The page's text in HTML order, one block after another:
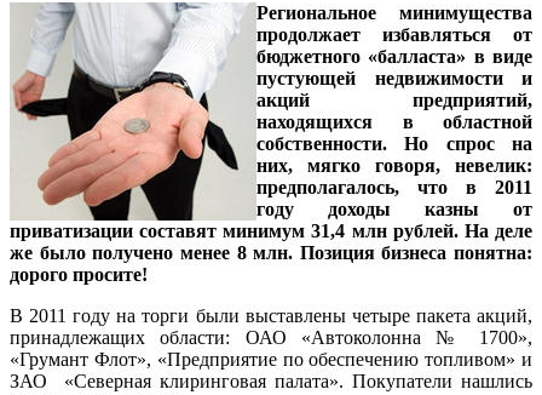
Региональное минимущества
продолжает избавляться от
бюджетного «балласта» в виде
пустующей недвижимости и
акций предприятий,
находящихся в областной
собственности. Но спрос на
них, мягко говоря, невелик:
предполагалось, что в 2011
году доходы казны от
приватизации составят минимум 31,4 млн рублей. На деле
же было получено менее 8 млн. Позиция бизнеса понятна:
дорого просите!
В 2011 году на торги были выставлены четыре пакета акций,
принадлежащих области: ОАО «Автоколонна № 1700»,
«Грумант Флот», «Предприятие по обеспечению топливом» и
ЗАО «Северная клиринговая палата». Покупатели нашлись